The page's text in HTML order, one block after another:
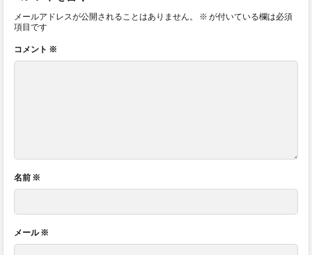
メールアドレスが公開されることはありません。 ※ が付いている欄は必須
項目です
コメント ※
名前 ※
メール※